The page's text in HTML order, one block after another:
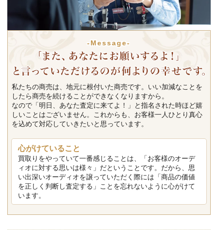
-Message-
私たちの商売は、地元に根付いた商売です。いい加減なことを
したら商売を続けることができなくなりますから。
なので「明日、あなた査定に来てよ！」と指名された時ほど嬉
しいことはございません。これからも、お客様一人ひとり真心
を込めて対応していきたいと思っています。
心がけていること
買取りをやっていて一番感じることは、「お客様のオーデ
ィオに対する思いは様々」だということです。だから、思
い出深いオーディオを譲っていただく際には「商品の価値
を正しく判断し査定する」ことを忘れないように心がけて
います。